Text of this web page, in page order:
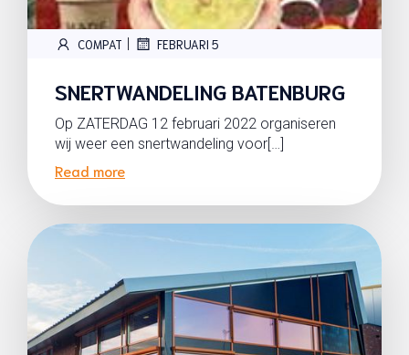
COMPAT | FEBRUARI 5
SNERTWANDELING BATENBURG
Op ZATERDAG 12 februari 2022 organiseren
wij weer een snertwandeling voor[…]
Read more